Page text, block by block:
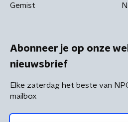
Gemist
Abonneer je op onze
nieuwsbrief
Elke zaterdag het beste van
mailbox